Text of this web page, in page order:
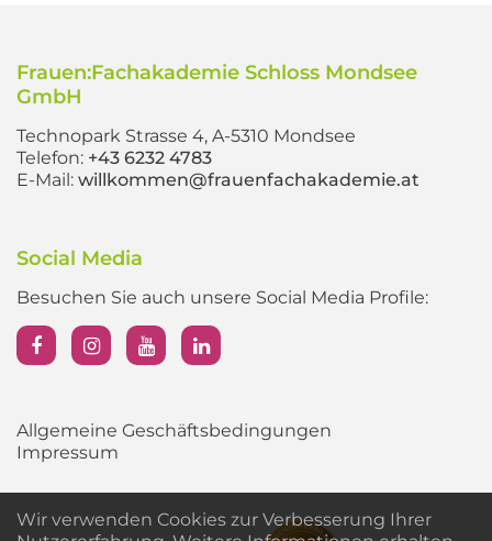
Frauen:Fachakademie Schloss Mondsee
GmbH
Technopark Strasse 4, A-5310 Mondsee
Telefon: +43 6232 4783
E-Mail: willkommen@frauenfachakademie.at
Social Media
Besuchen Sie auch unsere Social Media Profile:
Allgemeine Geschäftsbedingungen
Impressum
Wir verwenden Cookies zur Verbesserung Ihrer